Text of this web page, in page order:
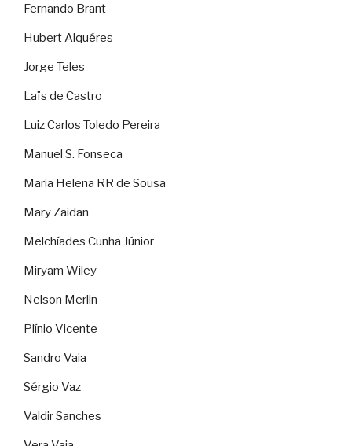
Fernando Brant
Hubert Alquéres
Jorge Teles
Laïs de Castro
Luiz Carlos Toledo Pereira
Manuel S. Fonseca
Maria Helena RR de Sousa
Mary Zaidan
Melchíades Cunha Júnior
Miryam Wiley
Nelson Merlin
Plínio Vicente
Sandro Vaia
Sérgio Vaz
Valdir Sanches